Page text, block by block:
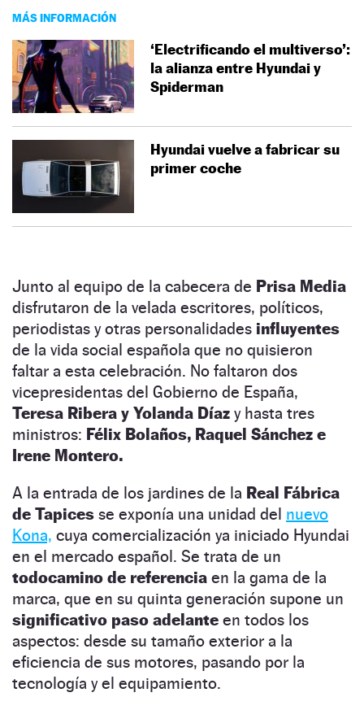
MÁS INFORMACIÓN
‘Electrificando el multiverso’:
la alianza entre Hyundai y
Spiderman
Hyundai vuelve a fabricar su
primer coche
Junto al equipo de la cabecera de Prisa Media
disfrutaron de la velada escritores, políticos,
periodistas y otras personalidades influyentes
de la vida social española que no quisieron
faltar a esta celebración. No faltaron dos
vicepresidentas del Gobierno de España,
Teresa Ribera y Yolanda Díaz y hasta tres
ministros: Félix Bolaños, Raquel Sánchez e
Irene Montero.
A la entrada de los jardines de la Real Fábrica
de Tapices se exponía una unidad del nuevo
Kona, cuya comercialización ya iniciado Hyundai
en el mercado español. Se trata de un
todocamino de referencia en la gama de la
marca, que en su quinta generación supone un
significativo paso adelante en todos los
aspectos: desde su tamaño exterior a la
eficiencia de sus motores, pasando por la
tecnología y el equipamiento.